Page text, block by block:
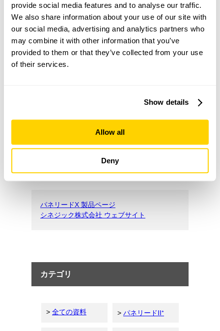
provide social media features and to analyse our traffic.
We also share information about your use of our site with
our social media, advertising and analytics partners who
may combine it with other information that you’ve
provided to them or that they’ve collected from your use
of their services.
Show details
Allow all
Deny
【パネリードX】
CLTビス接合のまとめデータ
【パネリードX】
ほぞ代用接合
パネリードX 製品ページ
シネジック株式会社 ウェブサイト
カテゴリ
> 全ての資料 > パネリードII⁺